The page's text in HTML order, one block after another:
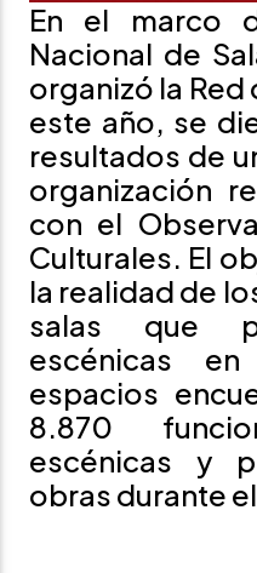
En el marco
Nacional de
organizó la Red
este año, se
resultados de
organización
con el
Culturales. El
la realidad de
salas que
escénicas
espacios
8.870
escénicas y
obras durante